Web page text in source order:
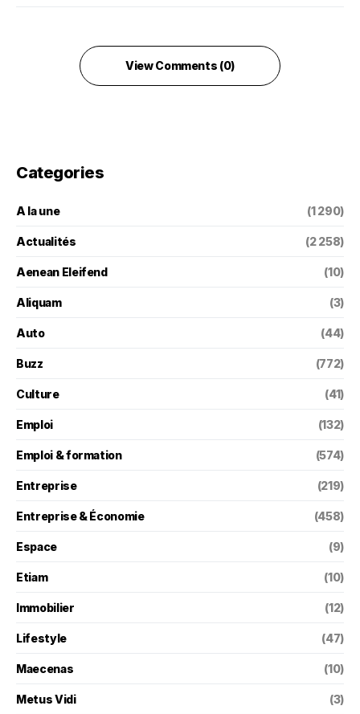
View Comments (0)
Categories
A la une (1 290)
Actualités (2 258)
Aenean Eleifend (10)
Aliquam (3)
Auto (44)
Buzz (772)
Culture (41)
Emploi (132)
Emploi & formation (574)
Entreprise (219)
Entreprise & Économie (458)
Espace (9)
Etiam (10)
Immobilier (12)
Lifestyle (47)
Maecenas (10)
Metus Vidi (3)